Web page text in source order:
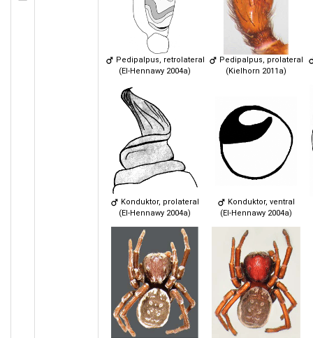
Pedipalpus, retrolateral
(El-Hennawy 2004a)
Pedipalpus, prolateral
(Kielhorn 2011a)
Konduktor, prolateral
(El-Hennawy 2004a)
Konduktor, ventral
(El-Hennawy 2004a)